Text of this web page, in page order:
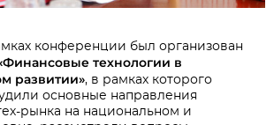
конференции был организован
технологии в
развитии», в рамках которого
основные направления
рынка на национальном и